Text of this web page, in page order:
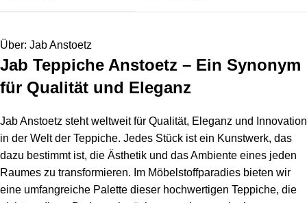
Über: Jab Anstoetz
Jab Teppiche Anstoetz – Ein Synonym
für Qualität und Eleganz
Jab Anstoetz steht weltweit für Qualität, Eleganz und Innovation
in der Welt der Teppiche. Jedes Stück ist ein Kunstwerk, das
dazu bestimmt ist, die Ästhetik und das Ambiente eines jeden
Raumes zu transformieren. Im Möbelstoffparadies bieten wir
eine umfangreiche Palette dieser hochwertigen Teppiche, die